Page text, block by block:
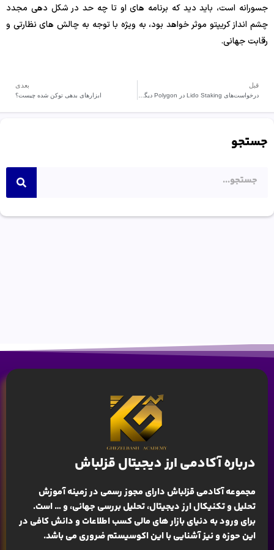
جسورانه است، باید دید که برنامه های او تا چه حد در شکل دهی مجدد
چشم انداز کریپتو موثر خواهد بود، به ویژه با توجه به چالش های نظارتی و
رقابت جهانی.
قبل بعدی
ابزارهای بدهی توکن شده چیست؟
جستجو
درباره آکادمی ارز دیجیتال قزلباش
مجموعه آکادمی قزلباش دارای مجوز رسمی در زمینهآموزش
تحلیل و تکنیکال ارز دیجیتال، تحلیل بررسی جهانی، و … است.
برای ورود به دنیای بازار های مالی کسب اطلاعات و دانش کافی در
این حوزه و نیز آشنایی با این اکوسیستم ضروری می باشد.